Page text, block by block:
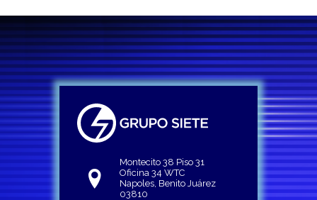
Montecito 38 Piso 31
Oficina 34 WTC
Napoles, Benito Juárez
03810